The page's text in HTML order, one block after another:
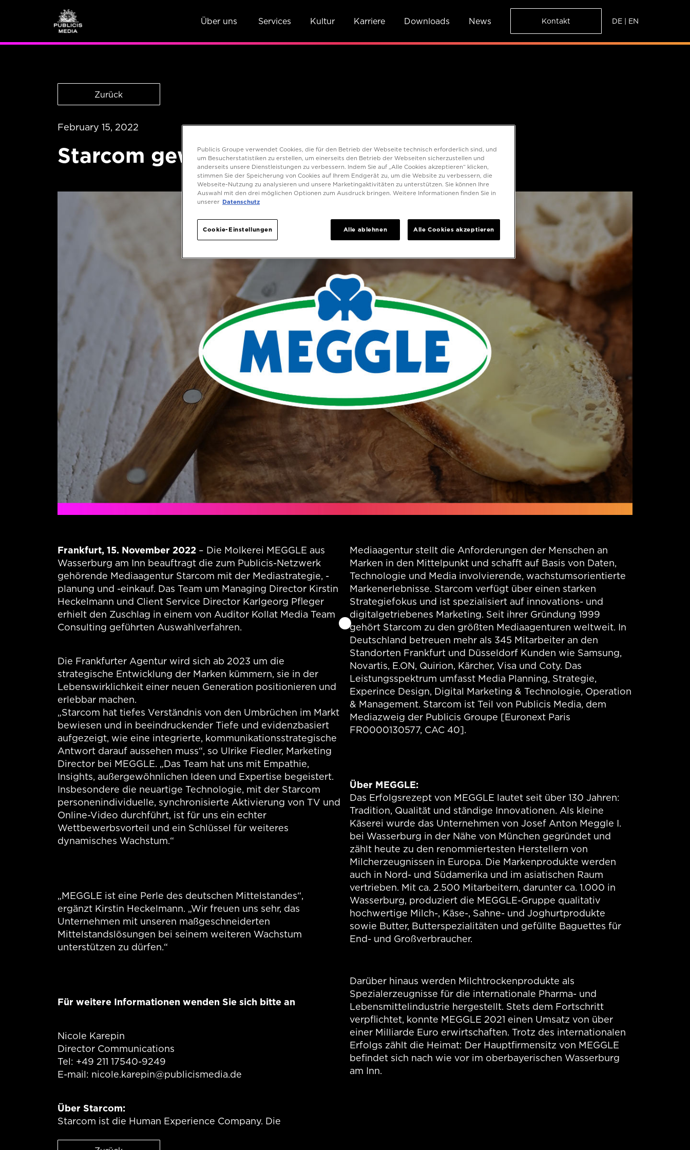
Über uns Services Kultur Karriere Downloads News Kontakt DE | EN
Zurück
February 15, 2022
Starcom gewinnt Mediaetat von MEGGLE
Frankfurt, 15. November 2022– Die Molkerei MEGGLE aus
Wasserburg am Inn beauftragt die zum Publicis-Netzwerk
gehörende Mediaagentur Starcom mit der Mediastrategie, -
planung und -einkauf. Das Team um Managing Director Kirstin
Heckelmann und Client Service Director Karlgeorg Pfleger
erhielt den Zuschlag in einem von Auditor Kollat Media Team
Consulting geführten Auswahlverfahren.
Die Frankfurter Agentur wird sich ab 2023 um die
strategische Entwicklung der Marken kümmern, sie in der
Lebenswirklichkeit einer neuen Generation positionieren und
erlebbar machen.
„Starcom hat tiefes Verständnis von den Umbrüchen im Markt
bewiesen und in beeindruckender Tiefe und evidenzbasiert
aufgezeigt, wie eine integrierte, kommunikationsstrategische
Antwort darauf aussehen muss“, so Ulrike Fiedler, Marketing
Director bei MEGGLE. „Das Team hat uns mit Empathie,
Insights, außergewöhnlichen Ideen und Expertise begeistert.
Insbesondere die neuartige Technologie, mit der Starcom
personenindividuelle, synchronisierte Aktivierung von TV und
Online-Video durchführt, ist für uns ein echter
Wettbewerbsvorteil und ein Schlüssel für weiteres
dynamisches Wachstum.“
„MEGGLE ist eine Perle des deutschen Mittelstandes“,
ergänzt Kirstin Heckelmann. „Wir freuen uns sehr, das
Unternehmen mit unseren maßgeschneiderten
Mittelstandslösungen bei seinem weiteren Wachstum
unterstützen zu dürfen.“
Für weitere Informationen wenden Sie sich bitte an
Nicole Karepin
Director Communications
Tel: +49 211 17540-9249
E-mail: nicole.karepin@publicismedia.de
Über Starcom:
Starcom ist die Human Experience Company. Die
Mediaagentur stellt die Anforderungen der Menschen an
Marken in den Mittelpunkt und schafft auf Basis von Daten,
Technologie und Media involvierende, wachstumsorientierte
Markenerlebnisse. Starcom verfügt über einen starken
Strategiefokus und ist spezialisiert auf innovations- und
digitalgetriebenes Marketing. Seit ihrer Gründung 1999
gehört Starcom zu den größten Mediaagenturen weltweit. In
Deutschland betreuen mehr als 345 Mitarbeiter an den
Standorten Frankfurt und Düsseldorf Kunden wie Samsung,
Novartis, E.ON, Quirion, Kärcher, Visa und Coty. Das
Leistungsspektrum umfasst Media Planning, Strategie,
Experince Design, Digital Marketing & Technologie, Operation
& Management. Starcom ist Teil von Publicis Media, dem
Mediazweig der Publicis Groupe [Euronext Paris
FR0000130577, CAC 40].
Über MEGGLE:
Das Erfolgsrezept von MEGGLE lautet seit über 130 Jahren:
Tradition, Qualität und ständige Innovationen. Als kleine
Käserei wurde das Unternehmen von Josef Anton Meggle I.
bei Wasserburg in der Nähe von München gegründet und
zählt heute zu den renommiertesten Herstellern von
Milcherzeugnissen in Europa. Die Markenprodukte werden
auch in Nord- und Südamerika und im asiatischen Raum
vertrieben. Mit ca. 2.500 Mitarbeitern, darunter ca. 1.000 in
Wasserburg, produziert die MEGGLE-Gruppe qualitativ
hochwertige Milch-, Käse-, Sahne- und Joghurtprodukte
sowie Butter, Butterspezialitäten und gefüllte Baguettes für
End- und Großverbraucher.
Darüber hinaus werden Milchtrockenprodukte als
Spezialerzeugnisse für die internationale Pharma- und
Lebensmittelindustrie hergestellt. Stets dem Fortschritt
verpflichtet, konnte MEGGLE 2021 einen Umsatz von über
einer Milliarde Euro erwirtschaften. Trotz des internationalen
Erfolgs zählt die Heimat: Der Hauptfirmensitz von MEGGLE
befindet sich nach wie vor im oberbayerischen Wasserburg
am Inn.
Publicis Groupe verwendet Cookies, die für den Betrieb der Webseite technisch erforderlich sind, und
um Besucherstatistiken zu erstellen, um einerseits den Betrieb der Webseiten sicherzustellen und
anderseits unsere Dienstleistungen zu verbessern. Indem Sie auf „Alle Cookies akzeptieren“ klicken,
stimmen Sie der Speicherung von Cookies auf Ihrem Endgerät zu, um die Website zu verbessern, die
Webseite-Nutzung zu analysieren und unsere Marketingaktivitäten zu unterstützen. Sie können Ihre
Auswahl mit den drei möglichen Optionen zum Ausdruck bringen. Weitere Informationen finden Sie in
unserer Datenschutz
Cookie-Einstellungen Alle ablehnen Alle Cookies akzeptieren